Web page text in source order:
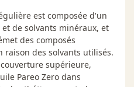
est composée d'un
de solvants minéraux, et
des composés
raison des solvants utilisés.
supérieure,
Pareo Zero dans